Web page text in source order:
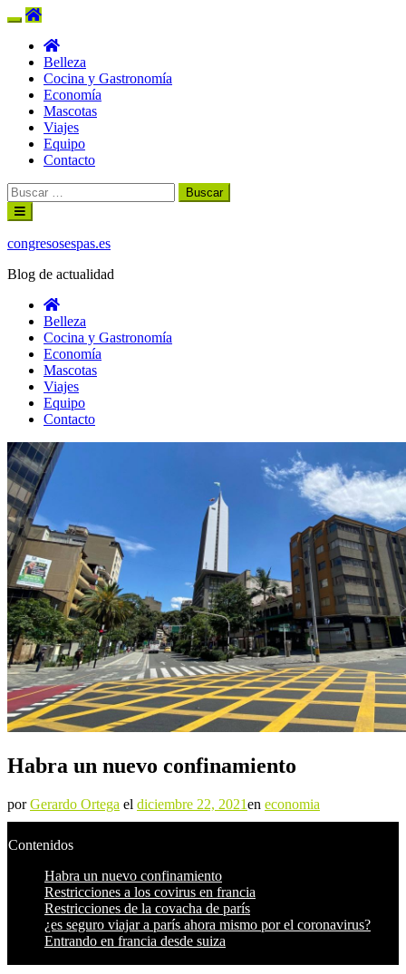
Belleza
Cocina y Gastronomía
Economía
Mascotas
Viajes
Equipo
Contacto
Buscar:
Ir
al
contenido
congresosespas.es
Blog de actualidad
Belleza
Cocina y Gastronomía
Economía
Mascotas
Viajes
Equipo
Contacto
Habra un nuevo confinamiento
porGerardo Ortega el diciembre 22, 2021en economia
Contenidos
Habra un nuevo confinamiento
Restricciones a los covirus en francia
Restricciones de la covacha de parís
¿es seguro viajar a parís ahora mismo por el coronavirus?
Entrando en francia desde suiza